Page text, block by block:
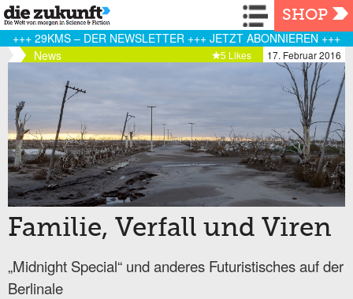
Navigation
SHOP
+++ 29KMS – DER NEWSLETTER +++ JETZT ABONNIEREN +++
News
17. Februar 2016
5 Likes
Familie, Verfall und Viren
„Midnight Special“ und anderes Futuristisches auf der
Berlinale